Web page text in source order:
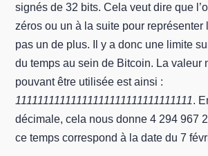
signés de 32 bits. Cela veut dire que
zéros ou un à la suite pour représenter
pas un de plus. Il y a donc une limite
du temps au sein de Bitcoin. La valeur
pouvant être utilisée est ainsi :
11111111111111111111111111111111.
décimale, cela nous donne 4 294 967
ce temps correspond à la date du 7